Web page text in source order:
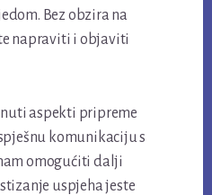
Bez obzira na
napraviti i objaviti
aspekti pripreme
komunikaciju s
omogućiti dalji
uspjeha jeste